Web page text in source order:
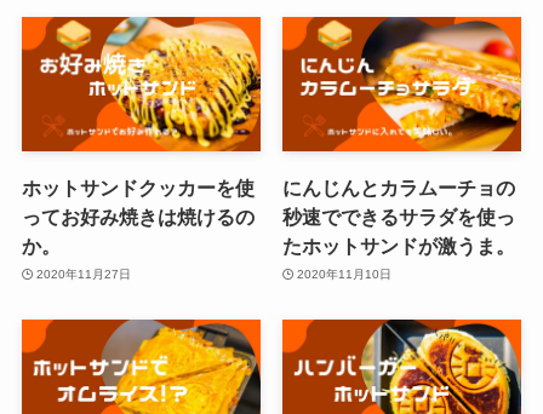
ホットサンドクッカーを使
ってお好み焼きは焼けるの
か。
2020年11月27日
にんじんとカラムーチョの
秒速でできるサラダを使っ
たホットサンドが激うま。
2020年11月10日